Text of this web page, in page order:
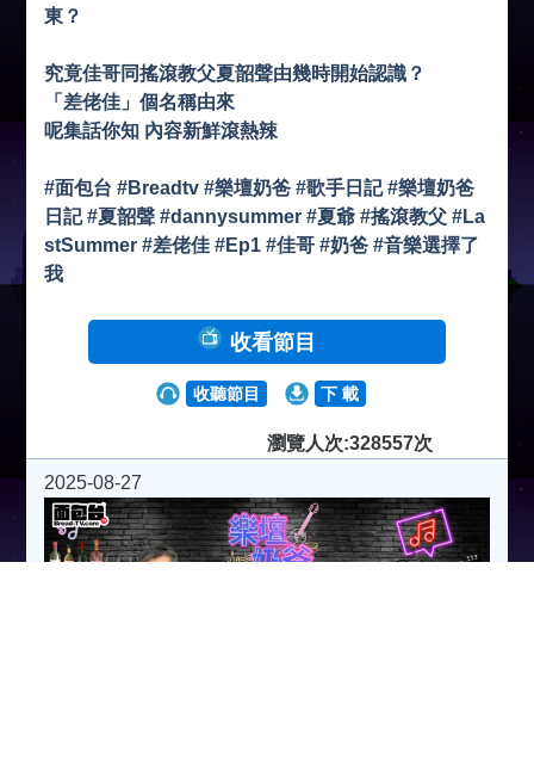
東？
究竟佳哥同搖滾教父夏韶聲由幾時開始認識？
「差佬佳」個名稱由來
呢集話你知 內容新鮮滾熱辣
#面包台 #Breadtv #樂壇奶爸 #歌手日記 #樂壇奶爸
日記 #夏韶聲 #dannysummer #夏爺 #搖滾教父 #La
stSummer #差佬佳 #Ep1 #佳哥 #奶爸 #音樂選擇了
我
收看節目
收聽節目 下 載
瀏覽人次:328557次
2025-08-27